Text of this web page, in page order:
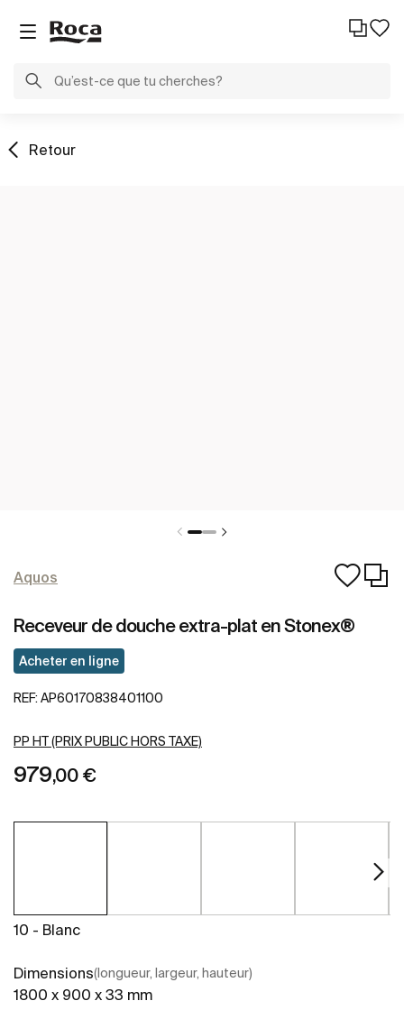
Retour
Aquos
Receveur de douche extra-plat en Stonex®
Acheter en ligne
REF: AP60170838401100
PP HT (PRIX PUBLIC HORS TAXE)
979,00 €
10 - Blanc
Dimensions(longueur, largeur, hauteur)
1800 x 900 x 33 mm